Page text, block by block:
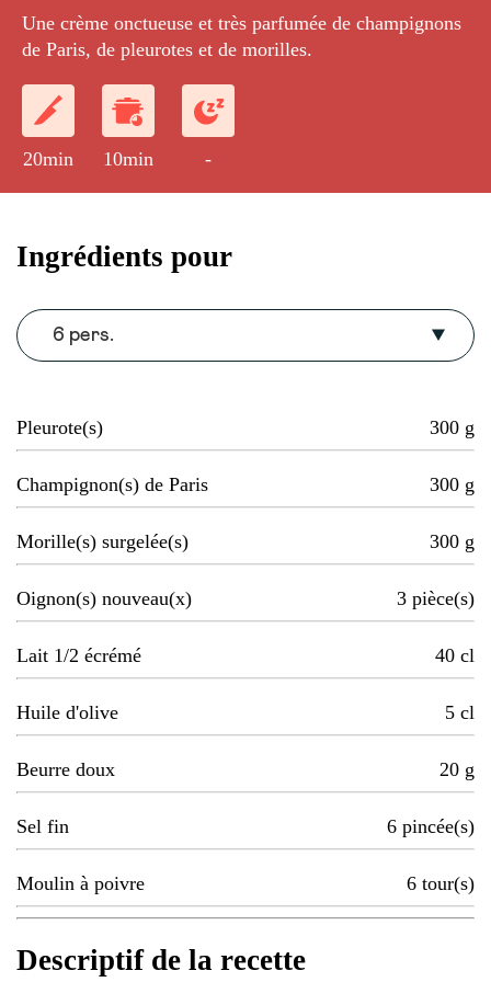
Une crème onctueuse et très parfumée de champignons
de Paris, de pleurotes et de morilles.
20min 10min -
Ingrédients pour
6 pers.
Pleurote(s) 300 g
Champignon(s) de Paris 300 g
Morille(s) surgelée(s) 300 g
Oignon(s) nouveau(x) 3 pièce(s)
Lait 1/2 écrémé 40 cl
Huile d'olive 5 cl
Beurre doux 20 g
Sel fin 6 pincée(s)
Moulin à poivre 6 tour(s)
Descriptif de la recette